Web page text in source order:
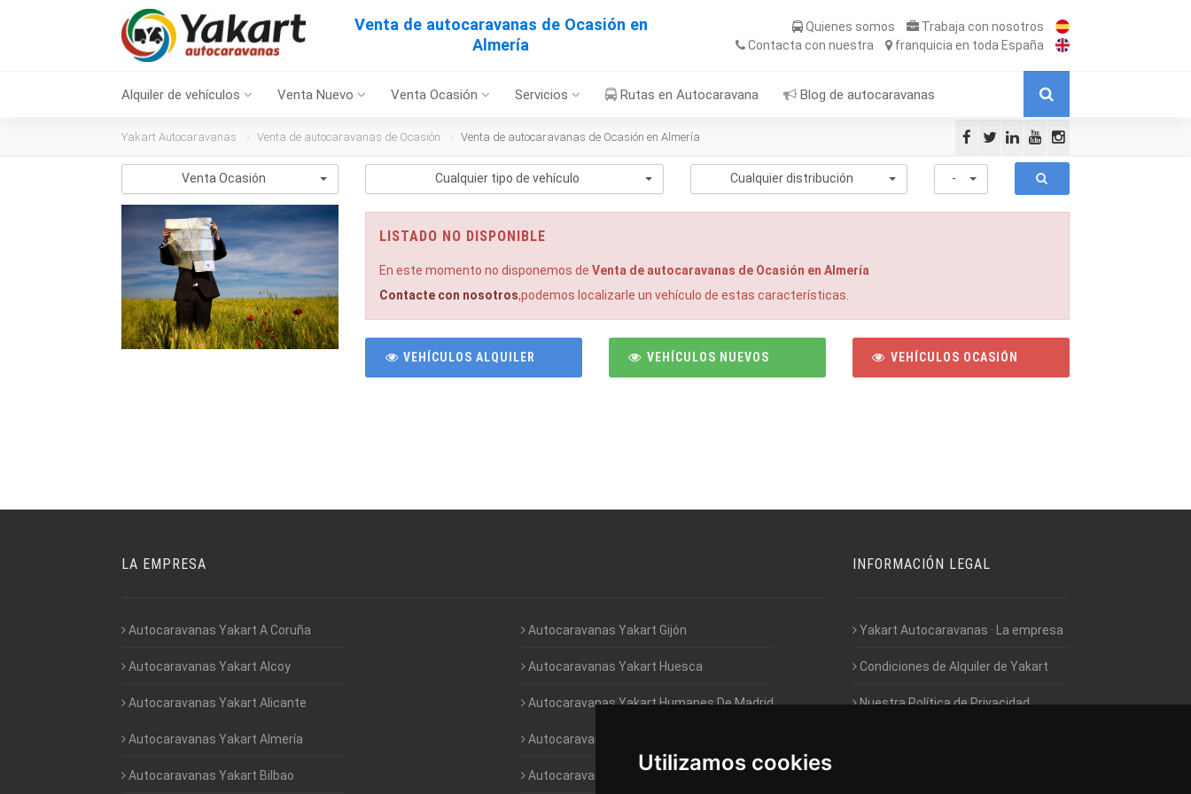
Utilizamos cookies
Venta de autocaravanas de Ocasión en
Almería
Quienes somos Trabaja con nosotros
Contacta con nuestra franquicia en toda España
Alquiler de vehículos Venta Nuevo Venta Ocasión Servicios Rutas en Autocaravana Blog de autocaravanas
Yakart Autocaravanas Venta de autocaravanas de Ocasión Venta de autocaravanas de Ocasión en Almería
Venta Ocasión Cualquier tipo de vehículo Cualquier distribución -
LISTADO NO DISPONIBLE
En este momento no disponemos de Venta de autocaravanas de Ocasión en Almería
Contacte con nosotros,podemos localizarle un vehículo de estas características.
VEHÍCULOS ALQUILER VEHÍCULOS NUEVOS VEHÍCULOS OCASIÓN
LA EMPRESA
Autocaravanas Yakart A Coruña
Autocaravanas Yakart Alcoy
Autocaravanas Yakart Alicante
Autocaravanas Yakart Almería
Autocaravanas Yakart Bilbao
Autocaravanas Yakart Gijón
Autocaravanas Yakart Huesca
Autocaravanas Yakart Humanes De Madrid
Autocaravanas Yakart Jaén
Autocaravanas Yakart Lugo
INFORMACIÓN LEGAL
Yakart Autocaravanas · La empresa
Condiciones de Alquiler de Yakart
Nuestra Política de Privacidad